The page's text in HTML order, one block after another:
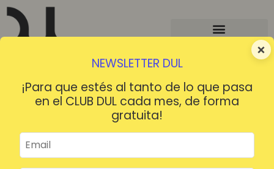
×
NEWSLETTER DUL
¡Para que estés al tanto de lo que pasa
en el CLUB DUL cada mes, de forma
gratuita!
¡HOLA!